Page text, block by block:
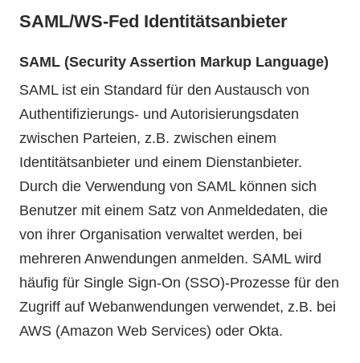
SAML/WS-Fed Identitätsanbieter
SAML (Security Assertion Markup Language)
SAML ist ein Standard für den Austausch von
Authentifizierungs- und Autorisierungsdaten
zwischen Parteien, z.B. zwischen einem
Identitätsanbieter und einem Dienstanbieter.
Durch die Verwendung von SAML können sich
Benutzer mit einem Satz von Anmeldedaten, die
von ihrer Organisation verwaltet werden, bei
mehreren Anwendungen anmelden. SAML wird
häufig für Single Sign-On (SSO)-Prozesse für den
Zugriff auf Webanwendungen verwendet, z.B. bei
AWS (Amazon Web Services) oder Okta.